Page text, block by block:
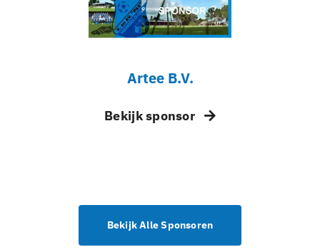
Artee B.V.
Bekijk sponsor
Bekijk Alle Sponsoren